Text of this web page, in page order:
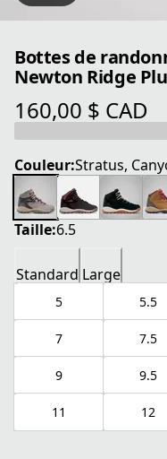
Bottes de
Newton Ridge
160,00 $ CAD
prix actuel 160,00 $
Couleur:Stratus,
Taille:6.5
Standard Large
5 5.5
7 7.5
9 9.5
11 12